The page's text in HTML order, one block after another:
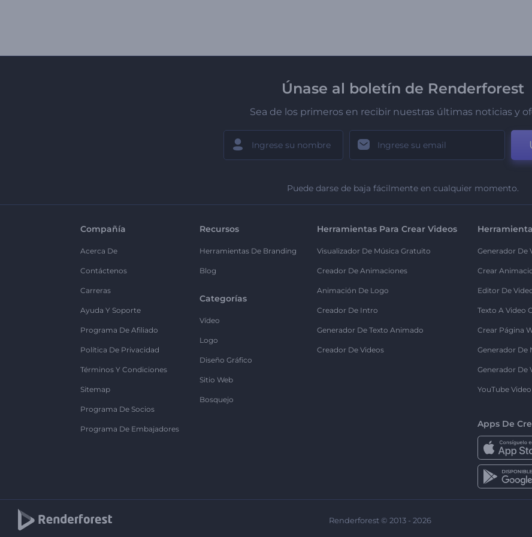
Únase al boletín de Renderforest
Sea de los primeros en recibir nuestras últimas noticias y
Puede darse de baja fácilmente en cualquier momento.
Compañía
Acerca De
Contáctenos
Carreras
Ayuda Y Soporte
Programa De Afiliado
Política De Privacidad
Términos Y Condiciones
Sitemap
Programa De Socios
Programa De Embajadores
Recursos
Herramientas De Branding
Blog
Categorías
Vídeo
Logo
Diseño Gráfico
Sitio Web
Bosquejo
Herramientas Para Crear Videos
Visualizador De Música Gratuito
Creador De Animaciones
Animación De Logo
Creador De Intro
Generador De Texto Animado
Creador De Videos
Generador De
Crear
Editor De
Texto A Video
Crear Página
Generador De
Generador De
YouTube
Apps De
Renderforest © 2013 - 2026